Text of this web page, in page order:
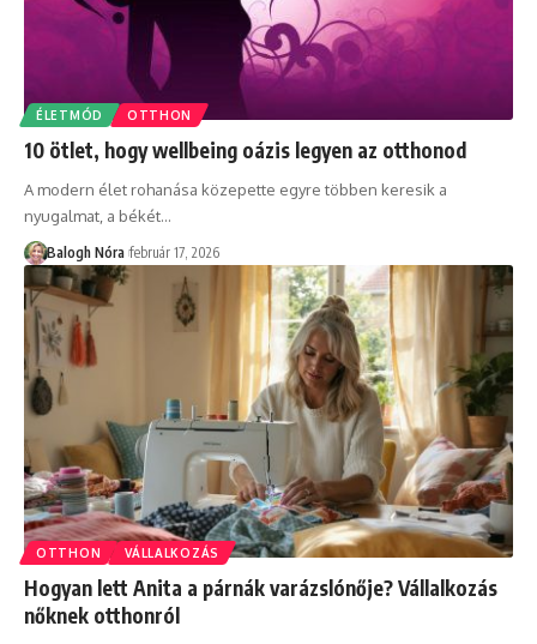
ÉLETMÓD OTTHON
10 ötlet, hogy wellbeing oázis legyen az otthonod
A modern élet rohanása közepette egyre többen keresik a
nyugalmat, a békét…
Balogh Nóra február 17, 2026
OTTHON VÁLLALKOZÁS
Hogyan lett Anita a párnák varázslónője? Vállalkozás
nőknek otthonról